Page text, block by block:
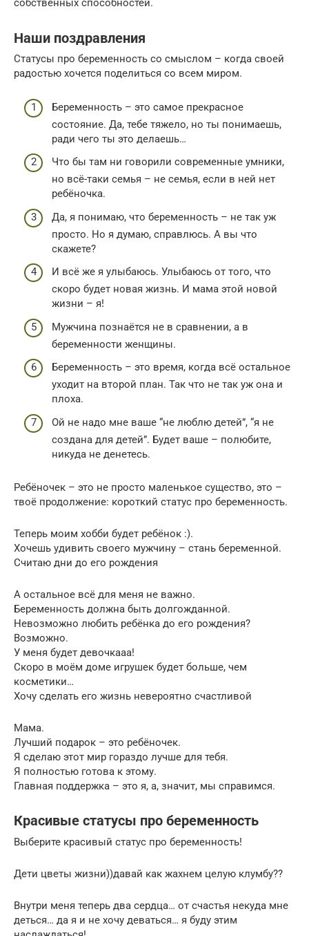
собственных способностей.
Наши поздравления
Статусы про беременность со смыслом – когда своей
радостью хочется поделиться со всем миром.
Беременность – это самое прекрасное
состояние. Да, тебе тяжело, но ты понимаешь,
ради чего ты это делаешь…
Что бы там ни говорили современные умники,
но всё-таки семья – не семья, если в ней нет
ребёночка.
Да, я понимаю, что беременность – не так уж
просто. Но я думаю, справлюсь. А вы что
скажете?
И всё же я улыбаюсь. Улыбаюсь от того, что
скоро будет новая жизнь. И мама этой новой
жизни – я!
Мужчина познаётся не в сравнении, а в
беременности женщины.
Беременность – это время, когда всё остальное
уходит на второй план. Так что не так уж она и
плоха.
Ой не надо мне ваше “не люблю детей”, “я не
создана для детей”. Будет ваше – полюбите,
никуда не денетесь.
Ребёночек – это не просто маленькое существо, это –
твоё продолжение: короткий статус про беременность.
Теперь моим хобби будет ребёнок :).
Хочешь удивить своего мужчину – стань беременной.
Считаю дни до его рождения
А остальное всё для меня не важно.
Беременность должна быть долгожданной.
Невозможно любить ребёнка до его рождения?
Возможно.
У меня будет девочкааа!
Скоро в моём доме игрушек будет больше, чем
косметики…
Хочу сделать его жизнь невероятно счастливой
Мама.
Лучший подарок – это ребёночек.
Я сделаю этот мир гораздо лучше для тебя.
Я полностью готова к этому.
Главная поддержка – это я, а, значит, мы справимся.
Красивые статусы про беременность
Выберите красивый статус про беременность!
Дети цветы жизни))давай как жахнем целую клумбу??
Внутри меня теперь два сердца… от счастья некуда мне
деться… да я и не хочу деваться… я буду этим